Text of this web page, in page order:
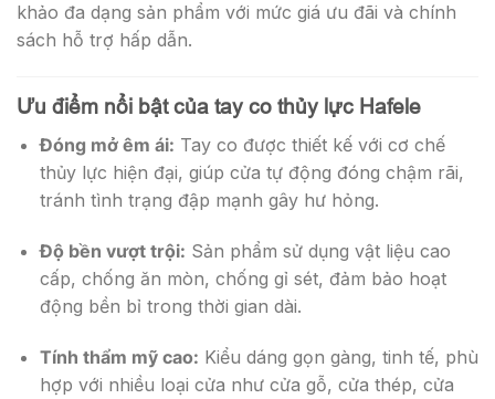
khảo đa dạng sản phẩm với mức giá ưu đãi và chính
sách hỗ trợ hấp dẫn.
Ưu điểm nổi bật của tay co thủy lực Hafele
Đóng mở êm ái: Tay co được thiết kế với cơ chế
thủy lực hiện đại, giúp cửa tự động đóng chậm rãi,
tránh tình trạng đập mạnh gây hư hỏng.
Độ bền vượt trội: Sản phẩm sử dụng vật liệu cao
cấp, chống ăn mòn, chống gỉ sét, đảm bảo hoạt
động bền bỉ trong thời gian dài.
Tính thẩm mỹ cao: Kiểu dáng gọn gàng, tinh tế, phù
hợp với nhiều loại cửa như cửa gỗ, cửa thép, cửa